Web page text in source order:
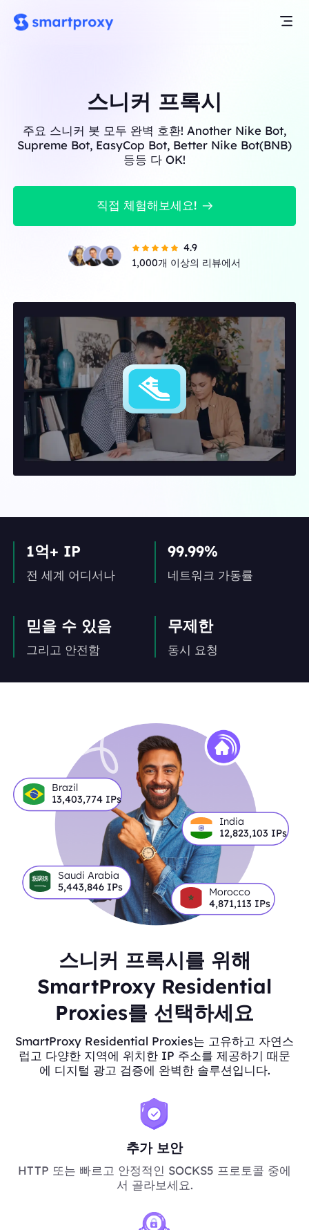
스니커 프록시
주요 스니커 봇 모두 완벽 호환! Another Nike Bot,
Supreme Bot, EasyCop Bot, Better Nike Bot(BNB)
등등 다 OK!
직접 체험해보세요!
4.9
1,000개 이상의 리뷰에서
1억+ IP
전 세계 어디서나
99.99%
네트워크 가동률
믿을 수 있음
그리고 안전함
무제한
동시 요청
Brazil
13,403,774IPs
India
12,823,103 IPs
Saudi Arabia
5,443,846 IPs
Morocco
4,871,113 IPs
스니커 프록시를 위해
SmartProxy Residential
Proxies를 선택하세요
SmartProxy Residential Proxies는 고유하고 자연스
럽고 다양한 지역에 위치한 IP 주소를 제공하기 때문
에 디지털 광고 검증에 완벽한 솔루션입니다.
추가 보안
HTTP 또는 빠르고 안정적인 SOCKS5 프로토콜 중에
서 골라보세요.